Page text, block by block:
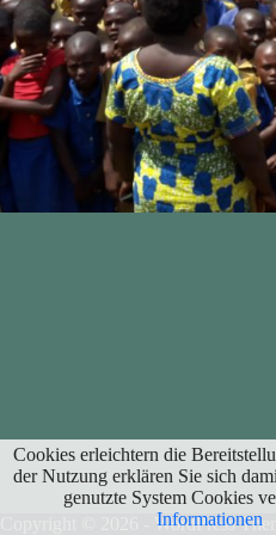
Copyright © 2026 - WordPress
Cookies erleichtern die
der Nutzung erklären Sie sich
genutzte System Cookies
Informationen